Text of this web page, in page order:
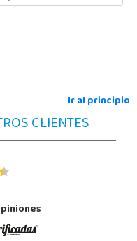
Ir al principio
CLIENTES